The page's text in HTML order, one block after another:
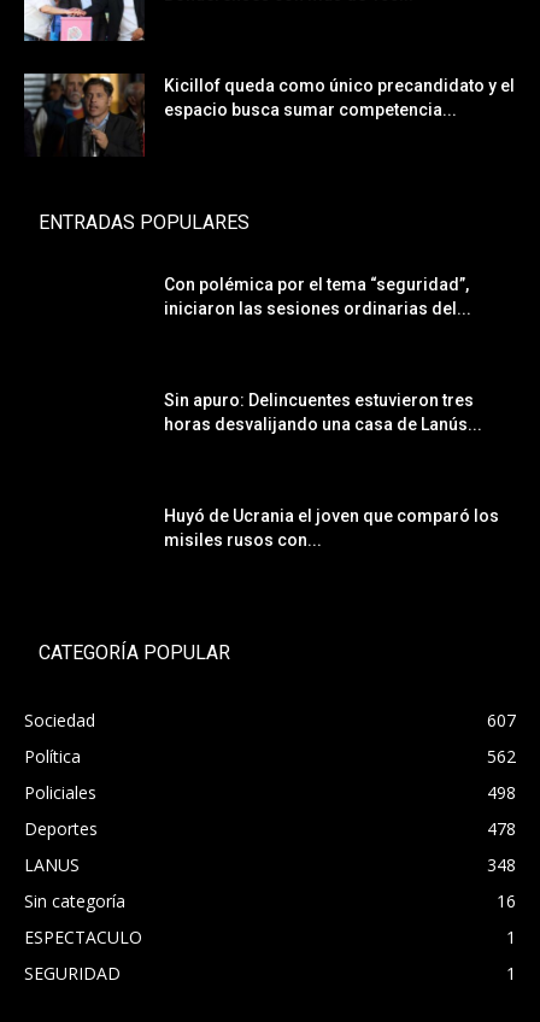
Kicillof queda como único precandidato y el
espacio busca sumar competencia...
ENTRADAS POPULARES
Con polémica por el tema “seguridad”,
iniciaron las sesiones ordinarias del...
Sin apuro: Delincuentes estuvieron tres
horas desvalijando una casa de Lanús...
Huyó de Ucrania el joven que comparó los
misiles rusos con...
CATEGORÍA POPULAR
Sociedad
607
Política
562
Policiales
498
Deportes
478
LANUS
348
Sin categoría
16
ESPECTACULO
1
SEGURIDAD
1